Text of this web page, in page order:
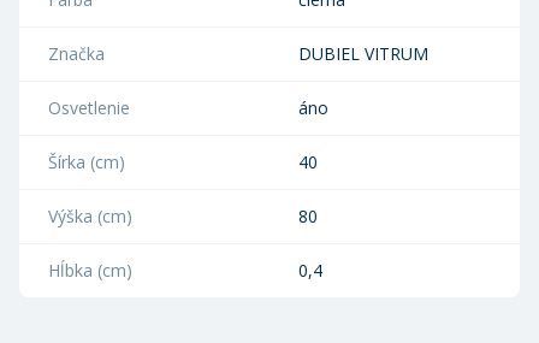
Značka DUBIEL VITRUM
Osvetlenie áno
Šírka (cm) 40
Výška (cm) 80
Hĺbka (cm) 0,4